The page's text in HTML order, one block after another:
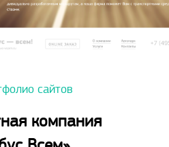
сайтов
компания